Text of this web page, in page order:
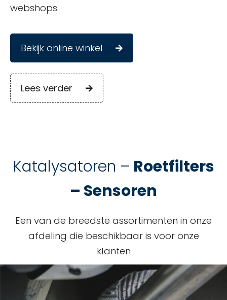
webshops.
Bekijk online winkel
Lees verder
Katalysatoren – Roetfilters
– Sensoren
Een van de breedste assortimenten in onze
afdeling die beschikbaar is voor onze
klanten